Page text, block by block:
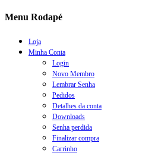
Menu Rodapé
Loja
Minha Conta
Login
Novo Membro
Lembrar Senha
Pedidos
Detalhes da conta
Downloads
Senha perdida
Finalizar compra
Carrinho